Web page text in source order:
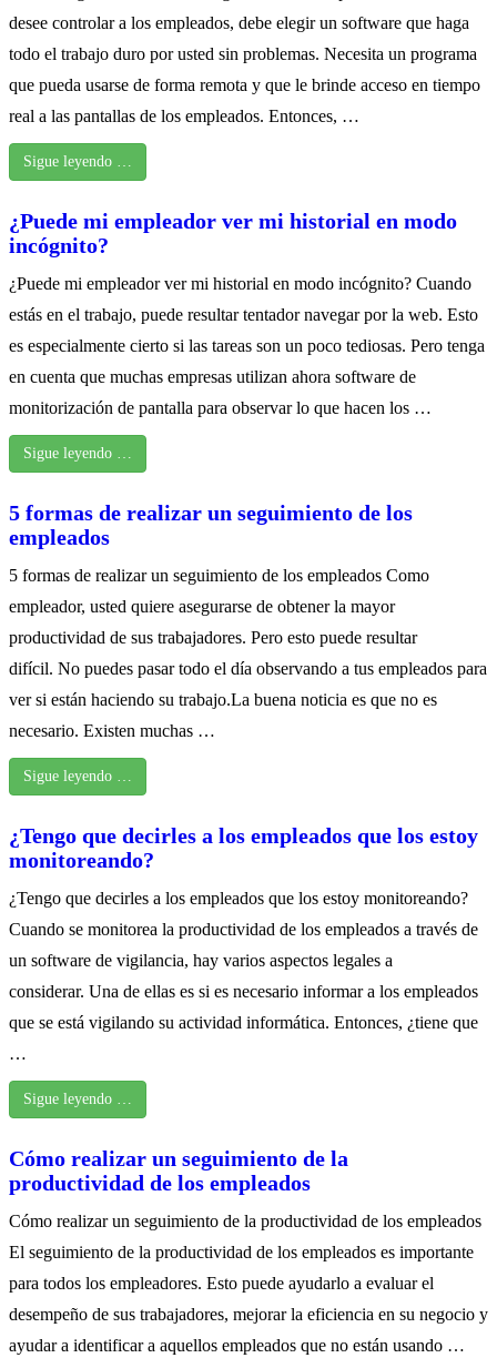
desee controlar a los empleados, debe elegir un software que haga
todo el trabajo duro por usted sin problemas. Necesita un programa
que pueda usarse de forma remota y que le brinde acceso en tiempo
real a las pantallas de los empleados. Entonces, …
Sigue leyendo …
¿Puede mi empleador ver mi historial en modo
incógnito?
¿Puede mi empleador ver mi historial en modo incógnito? Cuando
estás en el trabajo, puede resultar tentador navegar por la web. Esto
es especialmente cierto si las tareas son un poco tediosas. Pero tenga
en cuenta que muchas empresas utilizan ahora software de
monitorización de pantalla para observar lo que hacen los …
Sigue leyendo …
5 formas de realizar un seguimiento de los
empleados
5 formas de realizar un seguimiento de los empleados Como
empleador, usted quiere asegurarse de obtener la mayor
productividad de sus trabajadores. Pero esto puede resultar
difícil. No puedes pasar todo el día observando a tus empleados para
ver si están haciendo su trabajo.La buena noticia es que no es
necesario. Existen muchas …
Sigue leyendo …
¿Tengo que decirles a los empleados que los estoy
monitoreando?
¿Tengo que decirles a los empleados que los estoy monitoreando?
Cuando se monitorea la productividad de los empleados a través de
un software de vigilancia, hay varios aspectos legales a
considerar. Una de ellas es si es necesario informar a los empleados
que se está vigilando su actividad informática. Entonces, ¿tiene que
…
Sigue leyendo …
Cómo realizar un seguimiento de la
productividad de los empleados
Cómo realizar un seguimiento de la productividad de los empleados
El seguimiento de la productividad de los empleados es importante
para todos los empleadores. Esto puede ayudarlo a evaluar el
desempeño de sus trabajadores, mejorar la eficiencia en su negocio y
ayudar a identificar a aquellos empleados que no están usando …